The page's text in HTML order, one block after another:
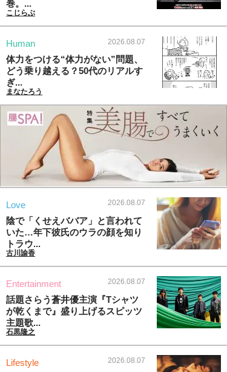
巻。...
こじらぶ
Human 2026.08.07
体力をつける“体力がない”問題、
どう乗り越える？50代のリアルす
ぎ...
まなたろう
Love 2026.08.07
陰で「くせえババア」と言われて
いた…年下彼氏のウラの顔を知り
トラウ...
古川諭香
Entertainment 2026.08.07
話題さらう蒼井優主演『Tシャツ
が乾くまで』盛り上げるスピッツ
主題歌...
石黒隆之
Lifestyle 2026.08.07